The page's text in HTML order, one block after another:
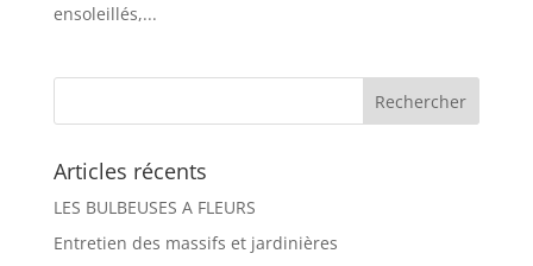
ensoleillés,...
Articles récents
LES BULBEUSES A FLEURS
Entretien des massifs et jardinières